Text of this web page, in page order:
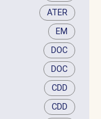
ATER
EM
DOC
DOC
CDD
CDD